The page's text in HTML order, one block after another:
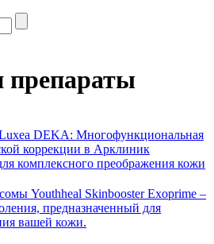
DEKA: Многофункциональная
коррекции в Арклиник
комплексного преображения кожи
Youthheal Skinbooster Exoprime –
предназначенный для
вашей кожи.